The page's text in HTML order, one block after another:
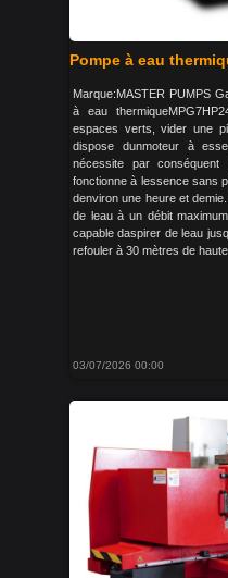
Pompe à eau
Marque:MASTER PUMPS
à eau
espaces verts, vider une
dispose dunmoteur à
nécessite par conséquent
fonctionne à lessence sans
denviron une heure et
de leau à un débit
capable daspirer de leau
refouler à 30 mètres de
03/07/2026 00:00